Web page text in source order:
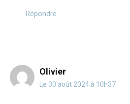
Répondre
Olivier
Le 30 août 2024 à 10h37